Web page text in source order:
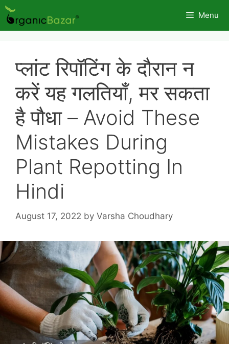
Skip
to
content
Menu
प्लांट रिपॉटिंग के दौरान न
करें यह गलतियाँ, मर सकता
है पौधा – Avoid These
Mistakes During
Plant Repotting In
Hindi
August 17, 2022 by Varsha Choudhary